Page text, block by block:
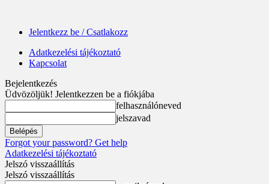
Jelentkezz be / Csatlakozz
Adatkezelési tájékoztató
Kapcsolat
Bejelentkezés
Üdvözöljük! Jelentkezzen be a fiókjába
felhasználóneved
jelszavad
Forgot your password? Get help
Adatkezelési tájékoztató
Jelszó visszaállítás
Jelszó visszaállítás